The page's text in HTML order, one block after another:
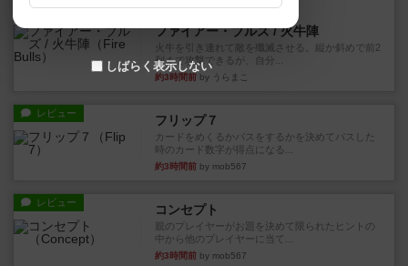
ファイアー・ブルズ / 火牛陣
火牛を引き連れて敵を殲滅させる。縦か斜めで前2
列まで攻撃できるが、自分...
約3時間前 by うらまこ
レビュー フリップ７
カードをめくるかパスをするかを決めてパスした
時のカード数字が得点になる...
約3時間前 by mob567
レビュー コンセプト
親のプレイヤーがお題を決めて限られたヒントの
中から他のプレイヤーに当て...
約3時間前 by mob567
しばらく表示しない